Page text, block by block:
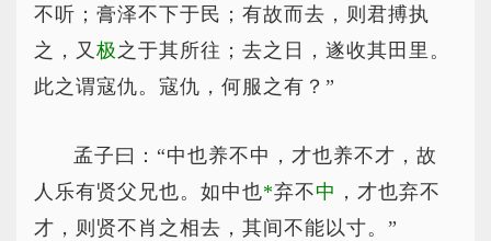
不听；膏泽不下于民；有故而去，则君搏执
之，又 极 之于其所往；去之日，遂收其田里。
此之谓寇仇。寇仇，何服之有？”
孟子曰：“中也养不中，才也养不才，故
人乐有贤父兄也。如中也*弃不中 ，才也弃不
才，则贤不肖之相去，其间不能以寸。”